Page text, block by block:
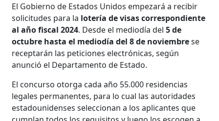
El Gobierno de Estados Unidos empezará a recibir
solicitudes para la lotería de visas correspondiente
al año fiscal 2024. Desde el mediodía del 5 de
octubre hasta el mediodía del 8 de noviembrese
receptarán las peticiones electrónicas, según
anunció el Departamento de Estado.
El concurso otorga cada año 55.000 residencias
legales permanentes, para lo cual las autoridades
estadounidenses seleccionan a los aplicantes que